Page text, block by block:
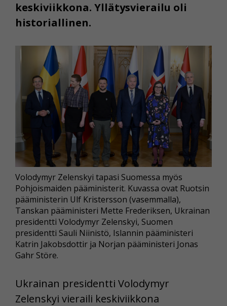
keskiviikkona. Yllätysvierailu oli
historiallinen.
Volodymyr Zelenskyi tapasi Suomessa myös
Pohjoismaiden pääministerit. Kuvassa ovat Ruotsin
pääministerin Ulf Kristersson (vasemmalla),
Tanskan pääministeri Mette Frederiksen, Ukrainan
presidentti Volodymyr Zelenskyi, Suomen
presidentti Sauli Niinistö, Islannin pääministeri
Katrin Jakobsdottir ja Norjan pääministeri Jonas
Gahr Störe.
Ukrainan presidentti Volodymyr
Zelenskyi vieraili keskiviikkona